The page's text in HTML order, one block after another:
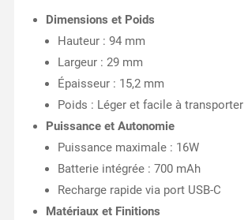
Dimensions et Poids
Hauteur : 94 mm
Largeur : 29 mm
Épaisseur : 15,2 mm
Poids : Léger et facile à transporter
Puissance et Autonomie
Puissance maximale : 16W
Batterie intégrée : 700 mAh
Recharge rapide via port USB-C
Matériaux et Finitions